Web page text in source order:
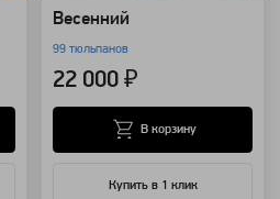
Весенний
99 тюльпанов
22 000 ₽
Купить в 1 клик
В корзину